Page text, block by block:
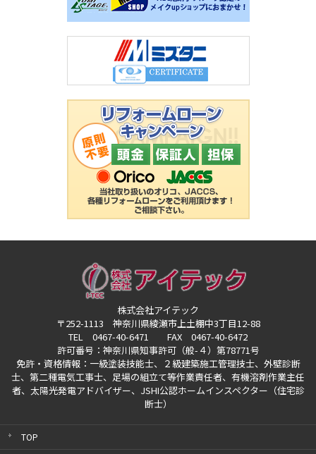
株式会社アイテック
〒252-1113 神奈川県綾瀬市上土棚中3丁目12-88
TEL 0467-40-6471 FAX 0467-40-6472
許可番号：神奈川県知事許可（般-４）第78771号
免許・資格情報：一級塗装技能士、２級建築施工管理技士、外壁診断
士、第二種電気工事士、 足場の組立て等作業責任者、有機溶剤作業主任
者、太陽光発電アドバイザー、 JSHI公認ホームインスペクター（住宅診
断士）
TOP